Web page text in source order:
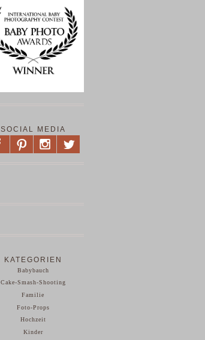
SOCIAL MEDIA
KATEGORIEN
Babybauch
Cake-Smash-Shooting
Familie
Foto-Props
Hochzeit
Kinder